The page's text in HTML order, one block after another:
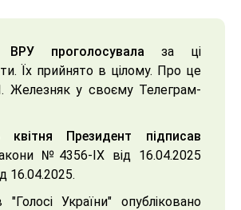
ВРУ проголосувала за ці
Їх прийнято в цілому. Про це
Железняк у своєму Телеграм-
квітня Президент підписав
№4356-IX від 16.04.2025
16.04.2025.
України" опубліковано